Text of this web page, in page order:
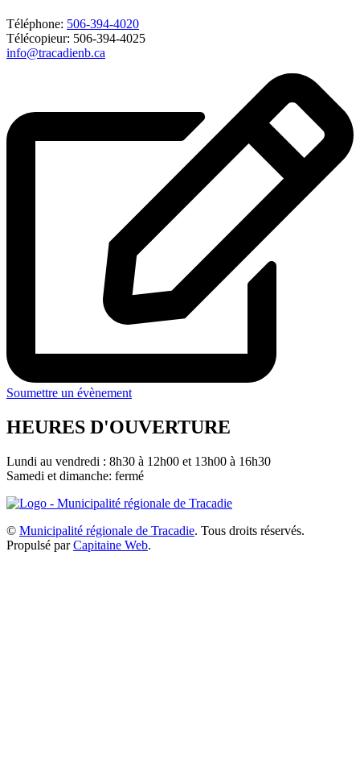
Téléphone: 506-394-4020
Télécopieur: 506-394-4025
info@tracadienb.ca
Soumettre un évènement
HEURES D'OUVERTURE
Lundi au vendredi : 8h30 à 12h00 et 13h00 à 16h30
Samedi et dimanche: fermé
© Municipalité régionale de Tracadie. Tous droits réservés.
Propulsé parCapitaine Web.